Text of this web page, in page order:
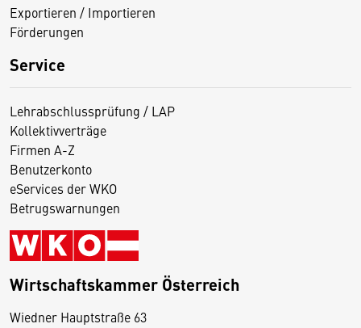
Exportieren / Importieren
Förderungen
Service
Lehrabschlussprüfung / LAP
Kollektivverträge
Firmen A-Z
Benutzerkonto
eServices der WKO
Betrugswarnungen
Wirtschaftskammer Österreich
Wiedner Hauptstraße 63
D